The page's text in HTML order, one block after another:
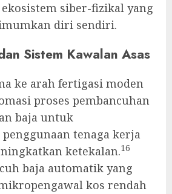
ekosistem siber-fizikal yang
diri sendiri.
Sistem Kawalan Asas
ke arah fertigasi moden
proses pembancuhan
baja untuk
tenaga kerja
ketekalan.16
baja automatik yang
kos rendah